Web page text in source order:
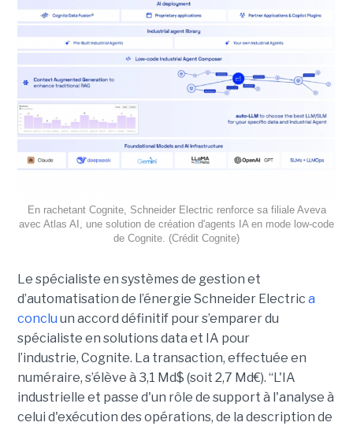
En rachetant Cognite, Schneider Electric renforce sa filiale Aveva
avec Atlas AI, une solution de création d'agents IA en mode low-code
de Cognite. (Crédit Cognite)
Le spécialiste en systèmes de gestion et
d’automatisation de l’énergie Schneider Electric a
conclu un accord définitif pour s’emparer du
spécialiste en solutions data et IA pour
l’industrie, Cognite. La transaction, effectuée en
numéraire, s’élève à 3,1 Md$ (soit 2,7 Md€). “L'IA
industrielle et passe d'un rôle de support à l'analyse à
celui d'exécution des opérations, de la description de